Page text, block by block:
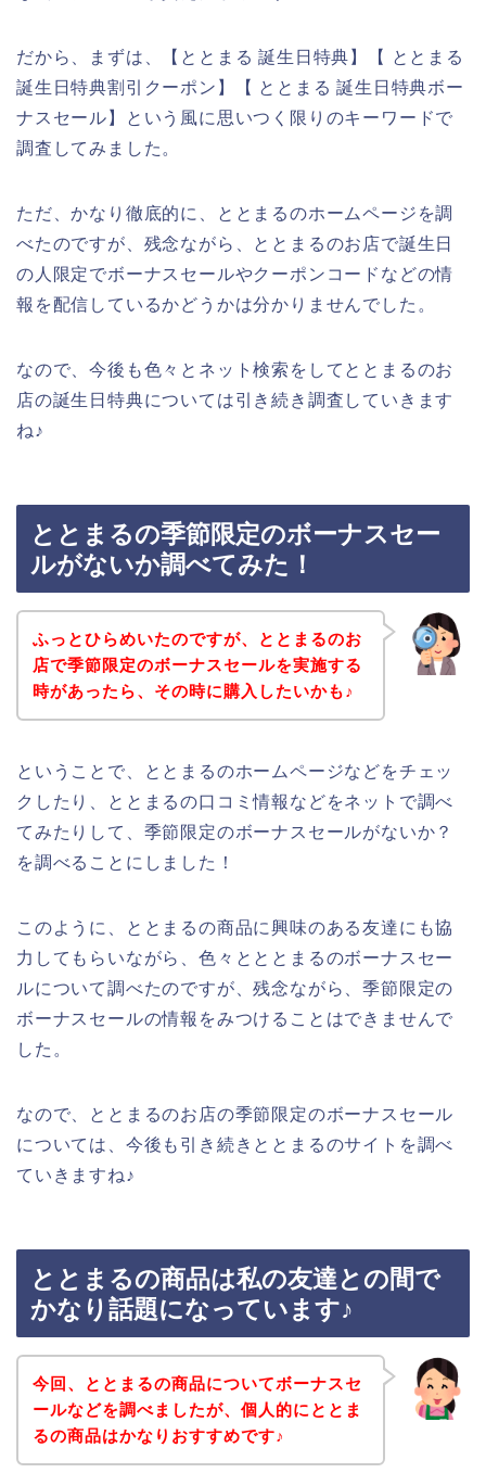
だから、まずは、【ととまる 誕生日特典】【 ととまる
誕生日特典割引クーポン】【 ととまる 誕生日特典ボー
ナスセール】という風に思いつく限りのキーワードで
調査してみました。
ただ、かなり徹底的に、ととまるのホームページを調
べたのですが、残念ながら、ととまるのお店で誕生日
の人限定でボーナスセールやクーポンコードなどの情
報を配信しているかどうかは分かりませんでした。
なので、今後も色々とネット検索をしてととまるのお
店の誕生日特典については引き続き調査していきます
ね♪
ととまるの季節限定のボーナスセー
ルがないか調べてみた！
ふっとひらめいたのですが、ととまるのお
店で季節限定のボーナスセールを実施する
時があったら、その時に購入したいかも♪
ということで、ととまるのホームページなどをチェッ
クしたり、ととまるの口コミ情報などをネットで調べ
てみたりして、季節限定のボーナスセールがないか？
を調べることにしました！
このように、ととまるの商品に興味のある友達にも協
力してもらいながら、色々とととまるのボーナスセー
ルについて調べたのですが、残念ながら、季節限定の
ボーナスセールの情報をみつけることはできませんで
した。
なので、ととまるのお店の季節限定のボーナスセール
については、今後も引き続きととまるのサイトを調べ
ていきますね♪
ととまるの商品は私の友達との間で
かなり話題になっています♪
今回、ととまるの商品についてボーナスセ
ールなどを調べましたが、個人的にととま
るの商品はかなりおすすめです♪